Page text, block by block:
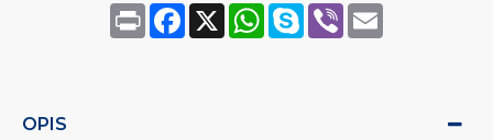
Print Facebook
X WhatsApp
SkypeViberEmail
OPIS